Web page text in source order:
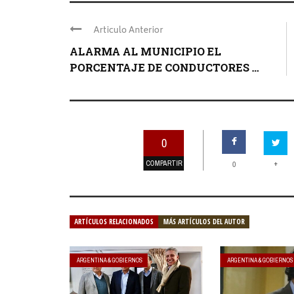
Articulo Anterior
ALARMA AL MUNICIPIO EL
PORCENTAJE DE CONDUCTORES ...
0
COMPARTIR 0 +
ARTÍCULOS RELACIONADOS MÁS ARTÍCULOS DEL AUTOR
ARGENTINA & GOBIERNOS ARGENTINA & GOBIERNOS